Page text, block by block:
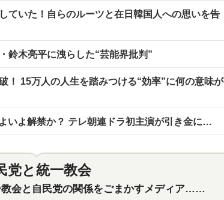
ていた！自らのルーツと在日韓国人への思いを告
鈴木亮平に洩らした“芸能界批判”
！ 15万人の人生を踏みつける“効率”に何の意味が
いよ解禁か？ テレ朝連ドラ初主演が引き金に…
党と統一教会
と自民党の関係をごまかすメディア…民放は有田芳生に発言自粛を要求